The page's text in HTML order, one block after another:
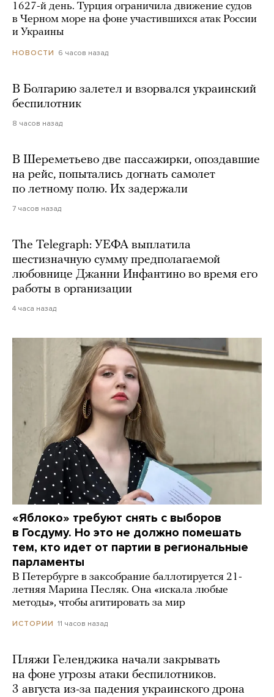
1627-й день. Турция ограничила движение судов
в Черном море на фоне участившихся атак России
и Украины
НОВОСТИ 6 часов назад
В Болгарию залетел и взорвался украинский
беспилотник
8 часов назад
В Шереметьево две пассажирки, опоздавшие
на рейс, попытались догнать самолет
по летному полю. Их задержали
7 часов назад
The Telegraph: УЕФА выплатила
шестизначную сумму предполагаемой
любовнице Джанни Инфантино во время его
работы в организации
4 часа назад
«Яблоко» требуют снять с выборов
в Госдуму. Но это не должно помешать
тем, кто идет от партии в региональные
парламенты
В Петербурге в заксобрание баллотируется 21-
летняя Марина Песляк. Она «искала любые
методы», чтобы агитировать за мир
ИСТОРИИ 11 часов назад
Пляжи Геленджика начали закрывать
на фоне угрозы атаки беспилотников.
3 августа из-за падения украинского дрона